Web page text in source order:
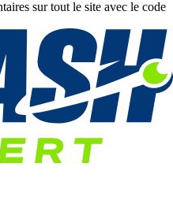
sur tout le site avec le code